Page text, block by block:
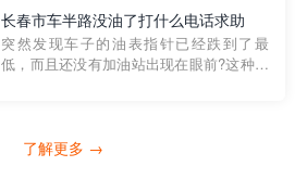
越者小程序是一款专门解决汽车没油问题
的在线服务平台。通过...
长春市车半路没油了打什么电话求助
突然发现车子的油表指针已经跌到了最
低，而且还没有加油站出现在眼前?这种情
打4006363122请求送油人员来帮助你。
了解更多 →